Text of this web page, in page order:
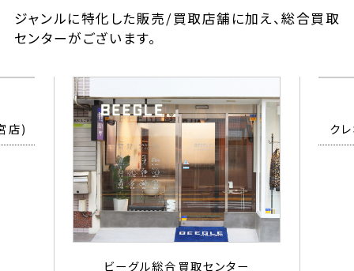
ジャンルに特化した販売/買取店舗に加え、総合買取
センターがございます。
ビーグル総合買取センター